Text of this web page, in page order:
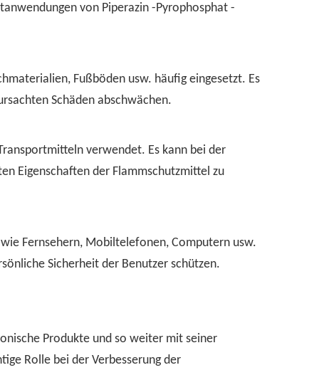
von Piperazin -Pyrophosphat -
Fußböden usw. häufig eingesetzt. Es
Schäden abschwächen.
verwendet. Es kann bei der
Eigenschaften der Flammschutzmittel zu
Fernsehern, Mobiltelefonen, Computern usw.
Sicherheit der Benutzer schützen.
Produkte und so weiter mit seiner
Rolle bei der Verbesserung der